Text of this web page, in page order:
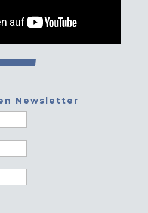
Newsletter